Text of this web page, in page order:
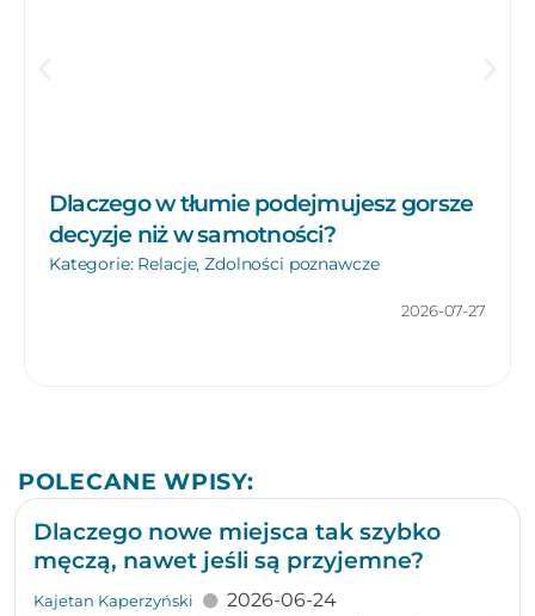
Dlaczego w tłumie podejmujesz gorsze
decyzje niż w samotności?
Kategorie: Relacje,Zdolności poznawcze
2026-07-27
POLECANE WPISY:
Dlaczego nowe miejsca tak szybko
męczą, nawet jeśli są przyjemne?
Kajetan Kaperzyński 2026-06-24